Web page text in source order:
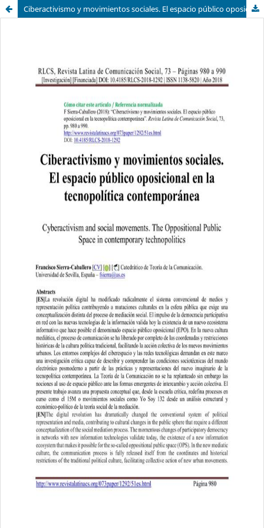
Ciberactivismo y movimientos sociales. El espacio público oposicional en la tecnopolítica contemporánea